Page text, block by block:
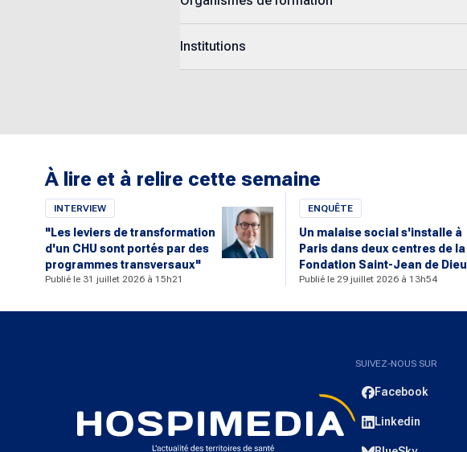
Institutions
À lire et à relire cette semaine
INTERVIEW
"Les leviers de transformation
d'un CHU sont portés par des
programmes transversaux"
Publié le 31 juillet 2026 à 15h21
ENQUÊTE
Un malaise social s'installe à
Paris dans deux centres de la
Fondation Saint-Jean de Dieu
Publié le 29 juillet 2026 à 13h54
SUIVEZ-NOUS SUR
Facebook
Linkedin